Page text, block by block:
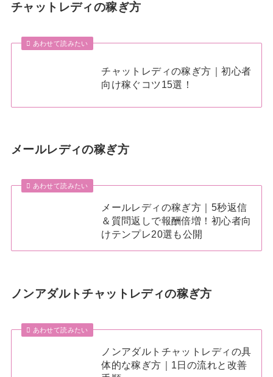
チャットレディの稼ぎ方
あわせて読みたい
チャットレディの稼ぎ方｜初心者
向け稼ぐコツ15選！
メールレディの稼ぎ方
あわせて読みたい
メールレディの稼ぎ方｜5秒返信
＆質問返しで報酬倍増！初心者向
けテンプレ20選も公開
ノンアダルトチャットレディの稼ぎ方
あわせて読みたい
ノンアダルトチャットレディの具
体的な稼ぎ方｜1日の流れと改善